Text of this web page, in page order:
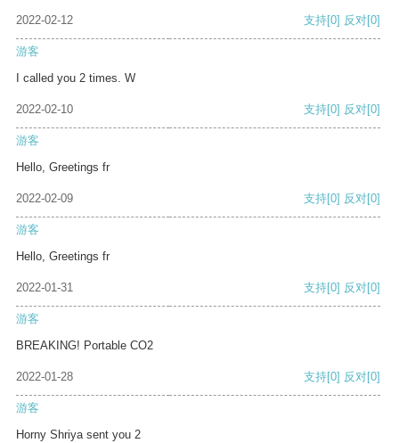
2022-02-12 支持[0] 反对[0]
游客
I called you 2 times. W
2022-02-10 支持[0] 反对[0]
游客
Hello, Greetings fr
2022-02-09 支持[0] 反对[0]
游客
Hello, Greetings fr
2022-01-31 支持[0] 反对[0]
游客
BREAKING! Portable CO2
2022-01-28 支持[0] 反对[0]
游客
Horny Shriya sent you 2